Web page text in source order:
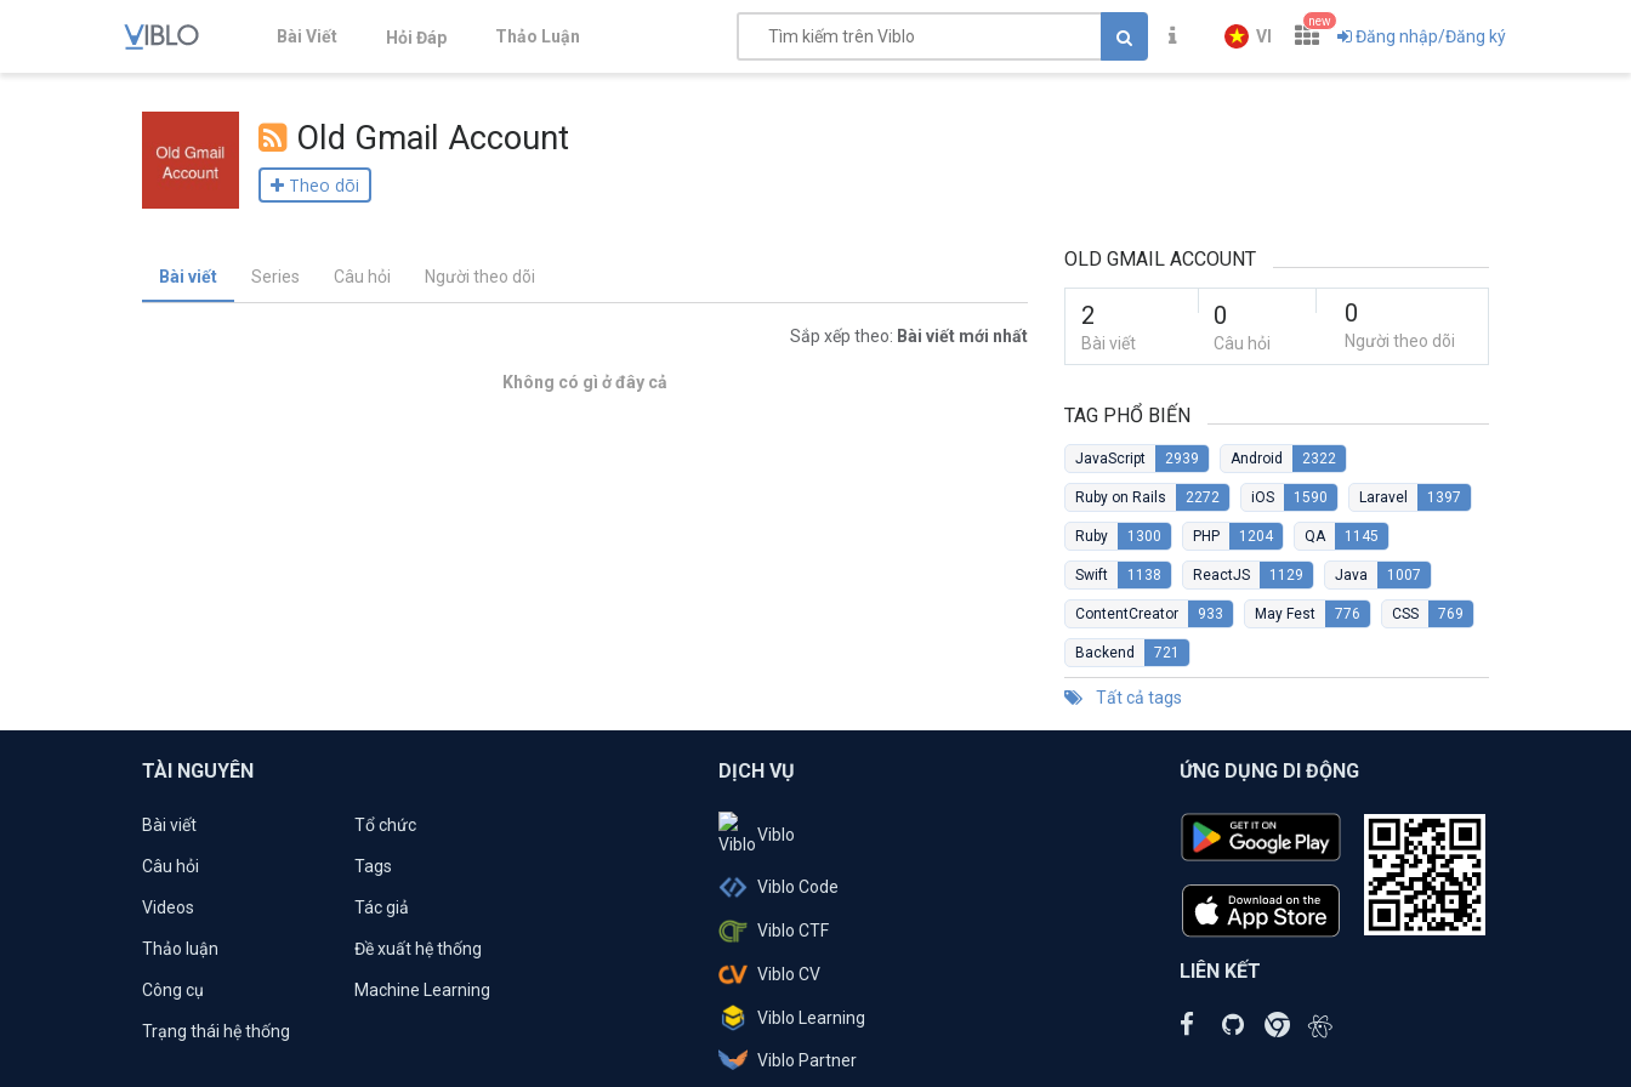
Bài Viết Hỏi Đáp Thảo Luận VI
new
Đăng nhập/Đăng ký
Old Gmail Account
Theo dõi
Bài viết Series Câu hỏi Người theo dõi
Sắp xếp theo: Bài viết mới nhất
Không có gì ở đây cả
OLD GMAIL ACCOUNT
2
Bài viết
0
Câu hỏi
0
Người theo dõi
TAG PHỔ BIẾN
JavaScript 2939 Android 2322
Ruby on Rails 2272 iOS 1590 Laravel 1397
Ruby 1300 PHP 1204 QA 1145
Swift 1138 ReactJS 1129 Java 1007
ContentCreator 933 May Fest 776 CSS 769
Backend 721
Tất cả tags
TÀI NGUYÊN
Bài viết Tổ chức
Câu hỏi Tags
Videos Tác giả
Thảo luận Đề xuất hệ thống
Công cụ Machine Learning
Trạng thái hệ thống
DỊCH VỤ
Viblo
Viblo Code
Viblo CTF
Viblo CV
Viblo Learning
Viblo Partner
ỨNG DỤNG DI ĐỘNG
LIÊN KẾT